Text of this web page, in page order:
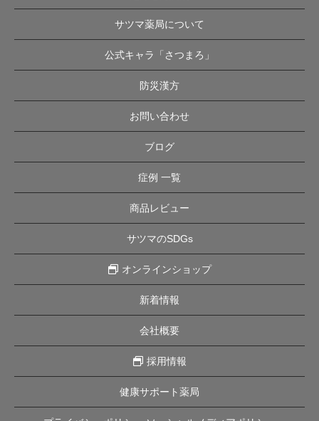
サツマ薬局について
公式キャラ「さつまろ」
防災漢方
お問い合わせ
ブログ
症例 一覧
商品レビュー
サツマのSDGs
オンラインショップ
新着情報
会社概要
採用情報
健康サポート薬局